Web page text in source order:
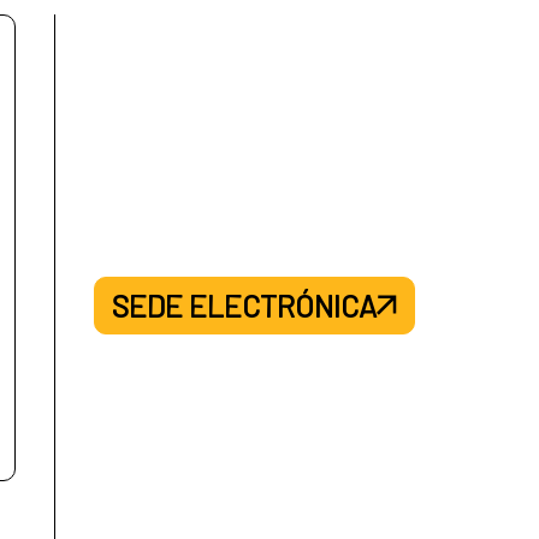
SEDE ELECTRÓNICA